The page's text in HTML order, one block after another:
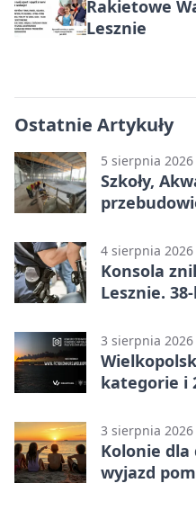
Rakietowe
Lesznie
Ostatnie Artykuły
5 sierpnia 2026
Szkoły,
4 sierpnia 2026
Konsola
Lesznie.
3 sierpnia 2026
kategorie i
3 sierpnia 2026
Kolonie dla
wyjazd